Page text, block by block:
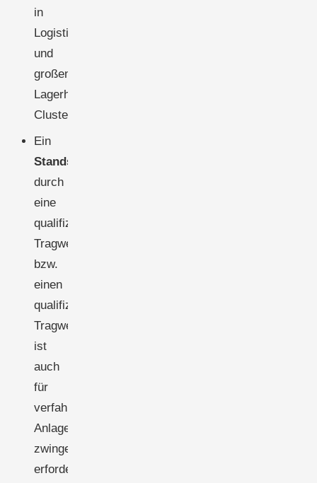
in
Logistikparks
und
großen
Lagerhallen-
Clustern.
Ein
Standsicherheitsnachweis
durch
eine
qualifizierte
Tragwerksplanerin
bzw.
einen
qualifizierten
Tragwerksplaner
ist
auch
für
verfahrensfreie
Anlagen
zwingend
erforderlich.